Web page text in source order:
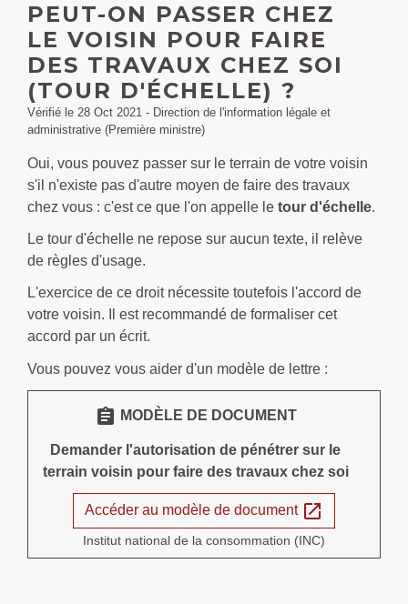
PEUT-ON PASSER CHEZ
LE VOISIN POUR FAIRE
DES TRAVAUX CHEZ SOI
(TOUR D'ÉCHELLE) ?
Vérifié le 28 Oct 2021 - Direction de l'information légale et
administrative (Première ministre)
Oui, vous pouvez passer sur le terrain de votre voisin
s'il n'existe pas d'autre moyen de faire des travaux
chez vous : c'est ce que l'on appelle le tour d'échelle.
Le tour d'échelle ne repose sur aucun texte, il relève
de règles d'usage.
L'exercice de ce droit nécessite toutefois l'accord de
votre voisin. Il est recommandé de formaliser cet
accord par un écrit.
Vous pouvez vous aider d'un modèle de lettre :
assignment MODÈLE DE DOCUMENT
Demander l'autorisation de pénétrer sur le
terrain voisin pour faire des travaux chez soi
Accéder au modèle de document open_in_new
Institut national de la consommation (INC)